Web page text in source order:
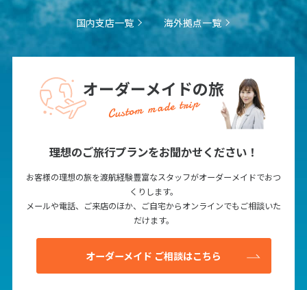
国内支店一覧 海外拠点一覧
オーダーメイドの旅
Custom made trip
理想のご旅行プランをお聞かせください！
お客様の理想の旅を渡航経験豊富なスタッフがオーダーメイドでおつ
くりします。
メールや電話、ご来店のほか、ご自宅からオンラインでもご相談いた
だけます。
オーダーメイド ご相談はこちら